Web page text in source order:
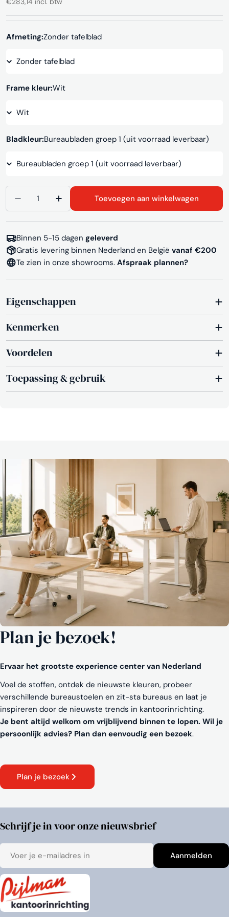
prijs
Afmeting:Zonder tafelblad
Frame kleur:Wit
Bladkleur:Bureaubladen groep 1 (uit voorraad leverbaar)
Aantal verlagen voor Statafel SC334
Aantal verhogen voor Statafel SC334
Toevoegen aan winkelwagen
Binnen 5-15 dagen geleverd
Gratis levering binnen Nederland en België vanaf €200
Te zien in onze showrooms. Afspraak plannen?
Eigenschappen
Kenmerken
Voordelen
Toepassing & gebruik
Plan je bezoek!
Ervaar het grootste experience center van Nederland
Voel de stoffen, ontdek de nieuwste kleuren, probeer
verschillende bureaustoelen en zit-sta bureaus en laat je
inspireren door de nieuwste trends in kantoorinrichting.
Je bent altijd welkom om vrijblijvend binnen te lopen. Wil je
persoonlijk advies? Plan dan eenvoudig een bezoek.
Plan je bezoek
Schrijf je in voor onze nieuwsbrief
mail
Aanmelden